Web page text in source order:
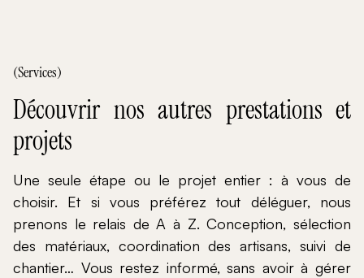
(Services)
Découvrir nos autres prestations et
projets
Une seule étape ou le projet entier : à vous de
choisir. Et si vous préférez tout déléguer, nous
prenons le relais de A à Z. Conception, sélection
des matériaux, coordination des artisans, suivi de
chantier… Vous restez informé, sans avoir à gérer